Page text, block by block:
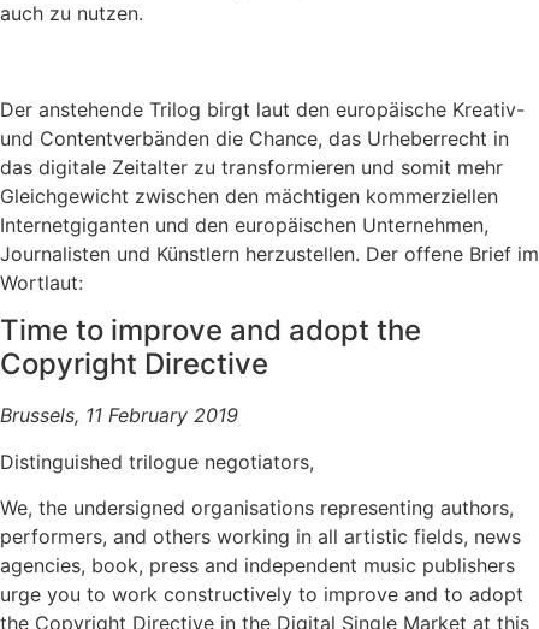
auch zu nutzen.
Der anstehende Trilog birgt laut den europäische Kreativ-
und Contentverbänden die Chance, das Urheberrecht in
das digitale Zeitalter zu transformieren und somit mehr
Gleichgewicht zwischen den mächtigen kommerziellen
Internetgiganten und den europäischen Unternehmen,
Journalisten und Künstlern herzustellen. Der offene Brief im
Wortlaut:
Time to improve and adopt the
Copyright Directive
Brussels, 11 February 2019
Distinguished trilogue negotiators,
We, the undersigned organisations representing authors,
performers, and others working in all artistic fields, news
agencies, book, press and independent music publishers
urge you to work constructively to improve and to adopt
the Copyright Directive in the Digital Single Market at this